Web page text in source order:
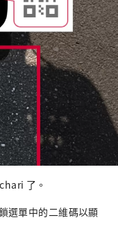
了。
選單中的二維碼以顯